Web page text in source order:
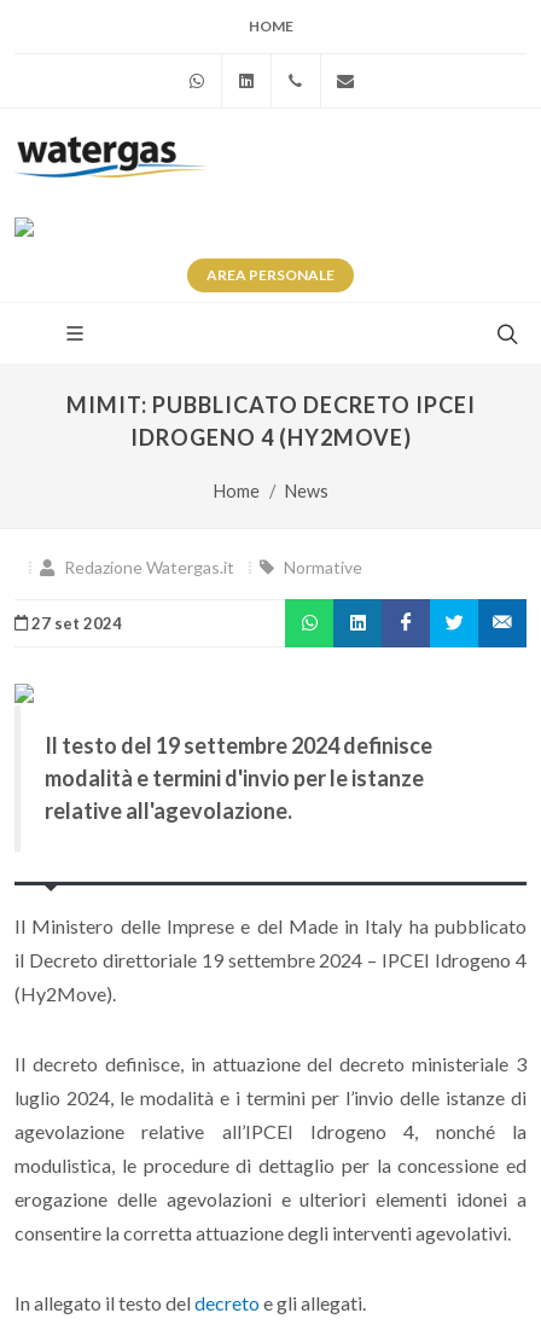
HOME
WhatsAppLinkedin+39 345 281 0246
AREA PERSONALE
MIMIT: PUBBLICATO DECRETO IPCEI
IDROGENO 4 (HY2MOVE)
Home News
Redazione Watergas.it Normative
27 set 2024
Il testo del 19 settembre 2024 definisce
modalità e termini d'invio per le istanze
relative all'agevolazione.
Il Ministero delle Imprese e del Made in Italy ha pubblicato
il Decreto direttoriale 19 settembre 2024 – IPCEI Idrogeno 4
(Hy2Move).
Il decreto definisce, in attuazione del decreto ministeriale 3
luglio 2024, le modalità e i termini per l’invio delle istanze di
agevolazione relative all’IPCEI Idrogeno 4, nonché la
modulistica, le procedure di dettaglio per la concessione ed
erogazione delle agevolazioni e ulteriori elementi idonei a
consentire la corretta attuazione degli interventi agevolativi.
In allegato il testo deldecretoe gli allegati.